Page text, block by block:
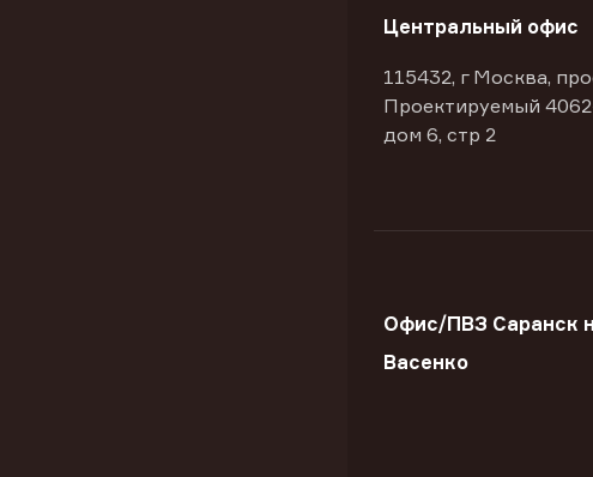
Центральный офис
115432, г Москва,
Проектируемый
дом 6, стр 2
Офис/ПВЗ Саранск
Васенко